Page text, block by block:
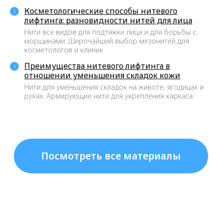
Косметологические способы нитевого
лифтинга: разновидности нитей для лица
Нити все видов для подтяжки лица и для борьбы с
морщинами. Широчайший выбор мезонитей для
косметологов и клиник
Преимущества нитевого лифтинга в
отношении уменьшения складок кожи
Нити для уменьшения складок на животе, ягодицах и
руках. Армирующие нити для укрепления каркаса
ЛУЧШИЕ ЦЕНЫ
Лучшее предложение на
лицензированные мезонити на
ассортимента (более 248 позиций),
и сервиса, и стоимости.
доверяют более 900 клиник и